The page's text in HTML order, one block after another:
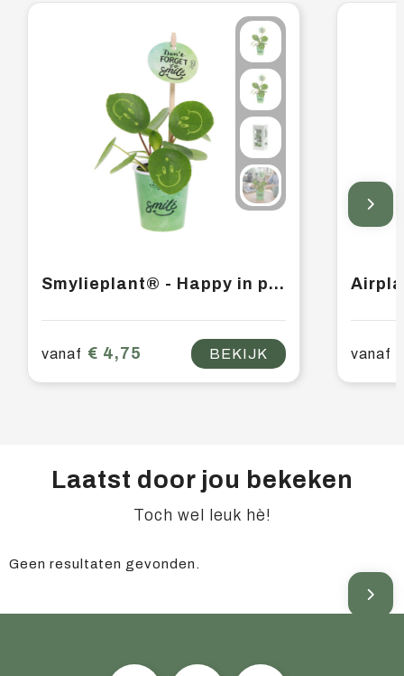
Smylieplant® - Happy in papercup (small)
vanaf € 4,75 BEKIJK vanaf
Laatst door jou bekeken
Toch wel leuk hè!
Geen resultaten gevonden.